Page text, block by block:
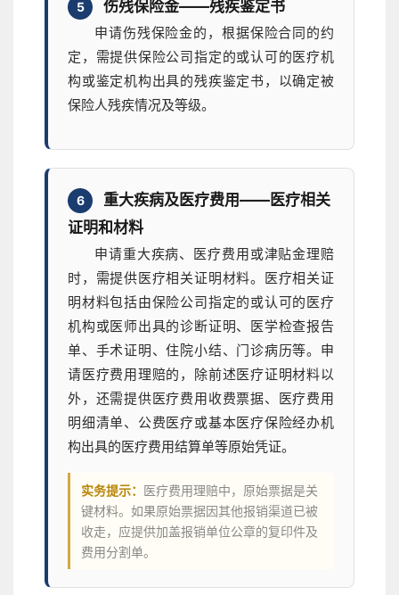
5 伤残保险金——残疾鉴定书
申请伤残保险金的，根据保险合同的约
定，需提供保险公司指定的或认可的医疗机
构或鉴定机构出具的残疾鉴定书，以确定被
保险人残疾情况及等级。
6
重大疾病及医疗费用——医疗相关
证明和材料
申请重大疾病、医疗费用或津贴金理赔
时，需提供医疗相关证明材料。医疗相关证
明材料包括由保险公司指定的或认可的医疗
机构或医师出具的诊断证明、医学检查报告
单、手术证明、住院小结、门诊病历等。申
请医疗费用理赔的，除前述医疗证明材料以
外，还需提供医疗费用收费票据、医疗费用
明细清单、公费医疗或基本医疗保险经办机
构出具的医疗费用结算单等原始凭证。
实务提示： 医疗费用理赔中，原始票据是关
键材料。如果原始票据因其他报销渠道已被
收走，应提供加盖报销单位公章的复印件及
费用分割单。